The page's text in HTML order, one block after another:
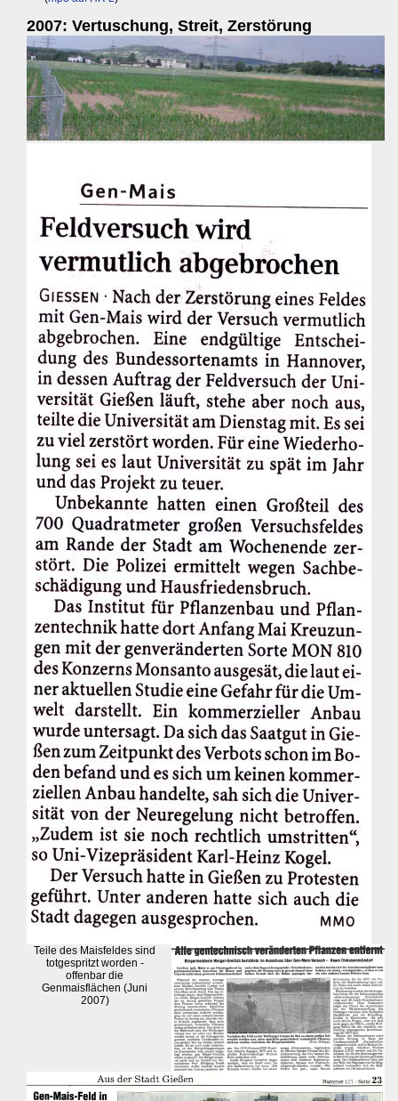
2007: Vertuschung, Streit, Zerstörung
Teile des Maisfeldes sind
totgespritzt worden -
offenbar die
Genmaisflächen (Juni
2007)